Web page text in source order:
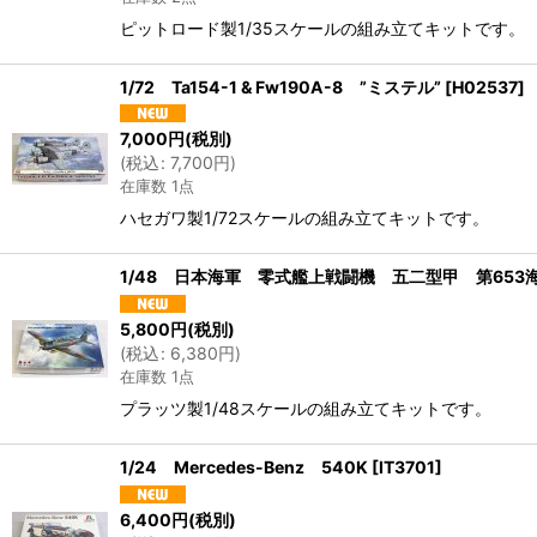
ピットロード製1/35スケールの組み立てキットです。
1/72 Ta154-1 & Fw190A-8 ”ミステル” [H02537]
7,000円(税別)
(税込: 7,700円)
在庫数 1点
ハセガワ製1/72スケールの組み立てキットです。
1/48 日本海軍 零式艦上戦闘機 五二型甲 第653
5,800円(税別)
(税込: 6,380円)
在庫数 1点
プラッツ製1/48スケールの組み立てキットです。
1/24 Mercedes-Benz 540K [IT3701]
6,400円(税別)